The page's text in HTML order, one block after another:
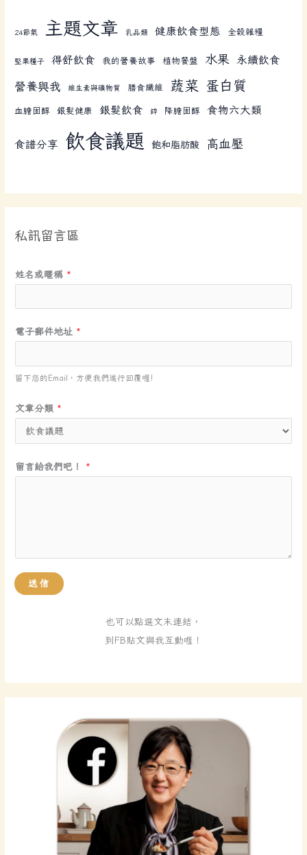
24節氣 主題文章 乳品類 健康飲食型態 全榖雜糧
堅果種子 得舒飲食 我的營養故事 植物餐盤 水果 永續飲食
營養與我 維生素與礦物質 膳食纖維 蔬菜 蛋白質
血膽固醇 銀髮健康 銀髮飲食 鋅 降膽固醇 食物六大類
食譜分享 飲食議題 飽和脂肪酸 高血壓
私訊留言區
姓名或暱稱 *
電子郵件地址 *
留下您的Email，方便我們進行回覆喔!
名
稱
址
吧
文章分類 *
留言給我們吧！ *
送信
也可以點選文末連結，
到FB貼文與我互動喔！